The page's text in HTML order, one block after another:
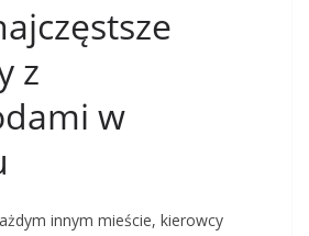
z
w
innym mieście, kierowcy